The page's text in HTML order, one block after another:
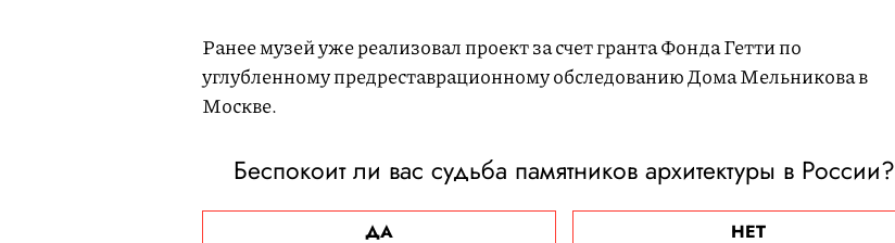
Ранее музей уже реализовал проект за счет гранта Фонда Гетти по
углубленному предреставрационному обследованию Дома Мельникова в
Москве.
Беспокоит ли вас судьба памятников архитектуры в России?
ДА НЕТ